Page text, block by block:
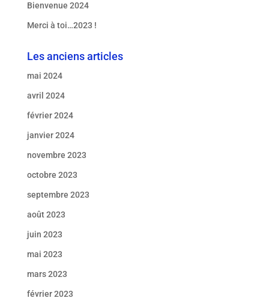
Bienvenue 2024
Merci à toi…2023 !
Les anciens articles
mai 2024
avril 2024
février 2024
janvier 2024
novembre 2023
octobre 2023
septembre 2023
août 2023
juin 2023
mai 2023
mars 2023
février 2023